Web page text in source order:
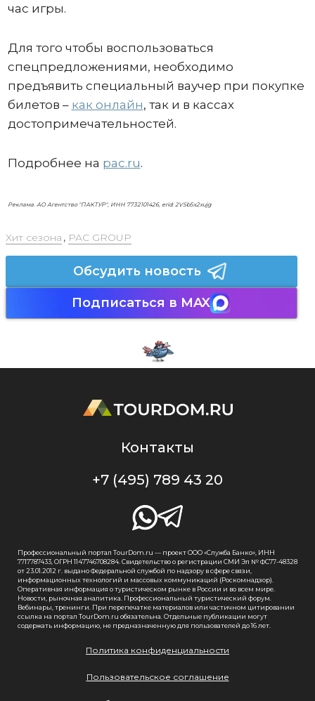
час игры.
Для того чтобы воспользоваться
спецпредложениями, необходимо
предъявить специальный ваучер при покупке
билетов – как онлайн, так и в кассах
достопримечательностей.
Подробнее на pac.ru.
Реклама. АО Агентство "ПАКТУР", ИНН 7732101426, erid: 2VSb5x2xujg
Хит сезона , PAC GROUP
Обсудить новость
Подписаться в MAX
Контакты
+7 (495) 789 43 20
Профессиональный портал TourDom.ru — проект ООО «Служба Банко», ИНН
7717787433, ОГРН 1147746708284. Свидетельство о регистрации СМИ Эл № ФС77-48328
от 23.01.2012 г. выдано Федеральной службой по надзору в сфере связи,
информационных технологий и массовых коммуникаций (Роскомнадзор).
Оперативная информация о туристическом рынке в России и во всем мире.
Новости, рыночная аналитика. Профессиональный туристический форум.
Вебинары, тренинги. При перепечатке материалов или частичном цитировании
ссылка на портал TourDom.ru обязательна. Отдельные публикации могут
содержать информацию, не предназначенную для пользователей до 16 лет.
Политика конфиденциальности
Пользовательское соглашение